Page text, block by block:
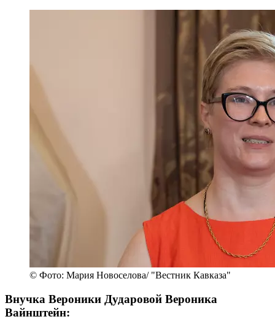
© Фото: Мария Новоселова/ "Вестник Кавказа"
Внучка Вероники Дударовой Вероника
Вайнштейн: